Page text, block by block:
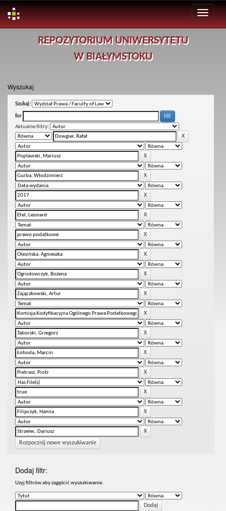
REPOZYTORIUM UNIWERSYTETU
W BIAŁYMSTOKU
Wyszukaj
Szukaj:
for
Aktualne filtry:
Rozpocznij nowe wyszukiwanie
Dodaj filtr:
Uzyj filtrów aby zagęścić wyszukiwanie.